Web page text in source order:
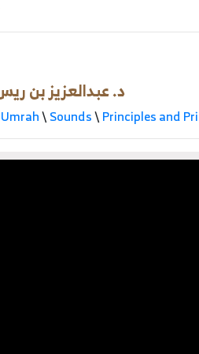
د. عبدالعزيز بن
\Sounds\Principles and